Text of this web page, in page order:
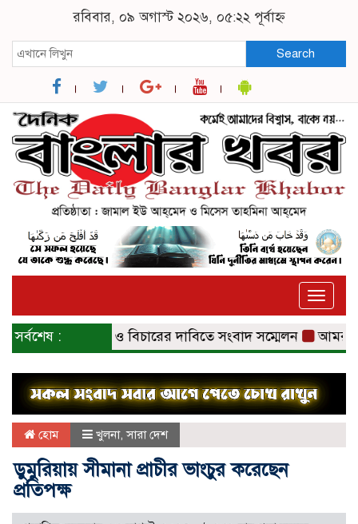
রবিবার, ০৯ অগাস্ট ২০২৬, ০৫:২২ পূর্বাহ্ন
Search
Toggle
সর্বশেষ :নিরাপত্তা ও বিচারের দাবিতে সংবাদ সম্মেলন আমরা
হোম খুলনা,সারা দেশ
ডুমুরিয়ায় সীমানা প্রাচীর ভাংচুর করেছেন
প্রতিপক্ষ